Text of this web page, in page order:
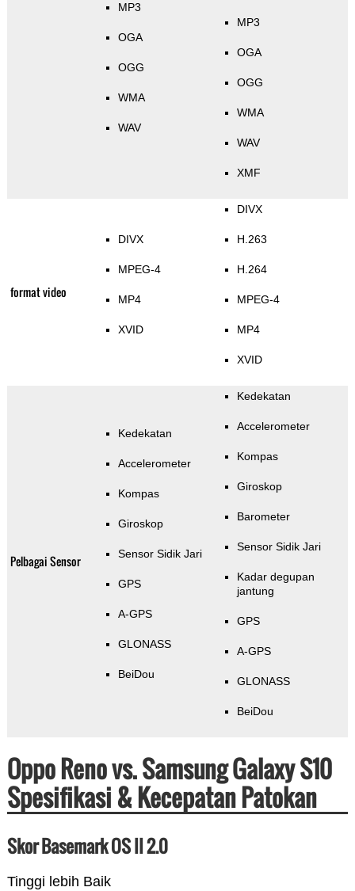
MP3
OGA
OGG
WMA
WAV
MP3
OGA
OGG
WMA
WAV
XMF
format video
DIVX
MPEG-4
MP4
XVID
DIVX
H.263
H.264
MPEG-4
MP4
XVID
Pelbagai Sensor
Kedekatan
Accelerometer
Kompas
Giroskop
Sensor Sidik Jari
GPS
A-GPS
GLONASS
BeiDou
Kedekatan
Accelerometer
Kompas
Giroskop
Barometer
Sensor Sidik Jari
Kadar degupan
jantung
GPS
A-GPS
GLONASS
BeiDou
Oppo Reno vs. Samsung Galaxy S10
Spesifikasi & Kecepatan Patokan
Skor Basemark OS II 2.0
Tinggi lebih Baik